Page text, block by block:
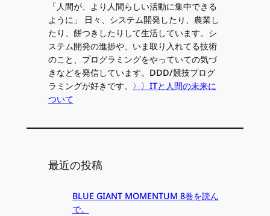
「人間が、より人間らしい活動に集中できる
ように」 日々、システム開発したり、農業し
たり、餅つきしたりして生活しています。シ
ステム開発の進捗や、いま取り入れてる技術
のこと、プログラミングをやっていての気づ
きなどを発信しています。DDD/競技プログ
ラミングが好きです。 〉〉ITと人間の未来に
ついて
最近の投稿
BLUE GIANT MOMENTUM 8巻を読ん
で。